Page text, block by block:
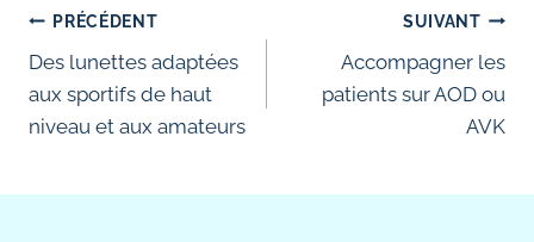
Navigation
de
l’article
PRÉCÉDENT
Des lunettes adaptées
aux sportifs de haut
niveau et aux amateurs
SUIVANT
Accompagner les
patients sur AOD ou
AVK